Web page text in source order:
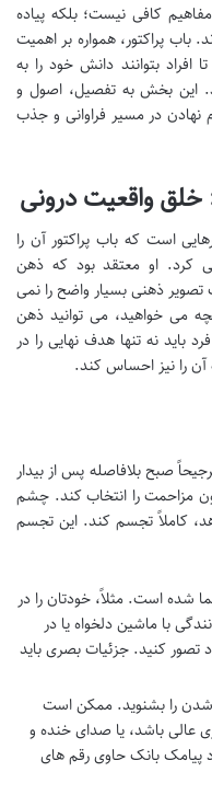
کافی نیست؛ بلکه پیاده
پراکتور، همواره بر اهمیت
بتوانند دانش خود را به
این بخش به تفصیل، اصول و
در مسیر فراوانی و جذب
واقعیت درونی
است که باب پراکتور آن را
کرد. او معتقد بود که ذهن
تصویر ذهنی بسیار واضح را نمی
می خواهید، می توانید ذهن
باید نه تنها هدف نهایی را در
آن را نیز احساس کند.
صبح بلافاصله پس از بیدار
مزاحمت را انتخاب کند. چشم
کاملاً تجسم کند. این تجسم
شده است. مثلاً، خودتان را در
با ماشین دلخواه یا در
کنید. جزئیات بصری باید
شدن را بشنوید. ممکن است
عالی باشد، یا صدای خنده و
پیامک بانک حاوی رقم های